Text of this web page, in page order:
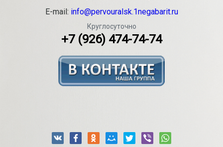
E-mail: info@pervouralsk.1negabarit.ru
Круглосуточно
+7 (926) 474-74-74